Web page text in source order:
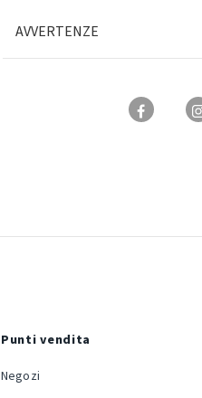
AVVERTENZE
Punti vendita
Negozi